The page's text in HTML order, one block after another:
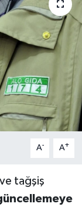
A- A+
tağşiş